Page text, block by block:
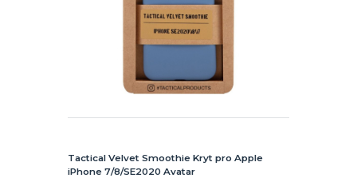
Tactical Velvet Smoothie Kryt pro Apple
iPhone 7/8/SE2020 Avatar